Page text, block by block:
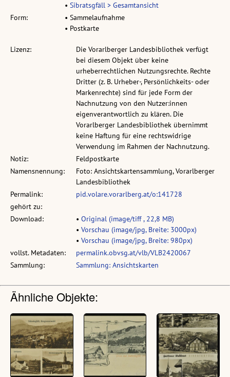
• Sibratsgfäll > Gesamtansicht
Form:
• Sammelaufnahme
• Postkarte
Lizenz:
Die Vorarlberger Landesbibliothek verfügt
bei diesem Objekt über keine
urheberrechtlichen Nutzungsrechte. Rechte
Dritter (z. B. Urheber-, Persönlichkeits- oder
Markenrechte) sind für jede Form der
Nachnutzung von den Nutzer:innen
eigenverantwortlich zu klären. Die
Vorarlberger Landesbibliothek übernimmt
keine Haftung für eine rechtswidrige
Verwendung im Rahmen der Nachnutzung.
Notiz:
Feldpostkarte
Namensnennung:
Foto: Ansichtskartensammlung, Vorarlberger
Landesbibliothek
Permalink:
pid.volare.vorarlberg.at/o:141728
gehört zu:
Download:
• Original (image/tiff , 22,8 MB)
• Vorschau (image/jpg, Breite: 3000px)
• Vorschau (image/jpg, Breite: 980px)
vollst. Metadaten:
permalink.obvsg.at/vlb/VLB2420067
Sammlung:
Sammlung: Ansichtskarten
Ähnliche Objekte: